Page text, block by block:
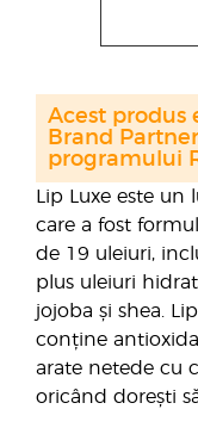
Lip Luxe este
care a fost
de 19 uleiuri,
plus uleiuri
jojoba și shea.
conține
arate netede cu
oricând dorești
Acest produs
Brand
programului